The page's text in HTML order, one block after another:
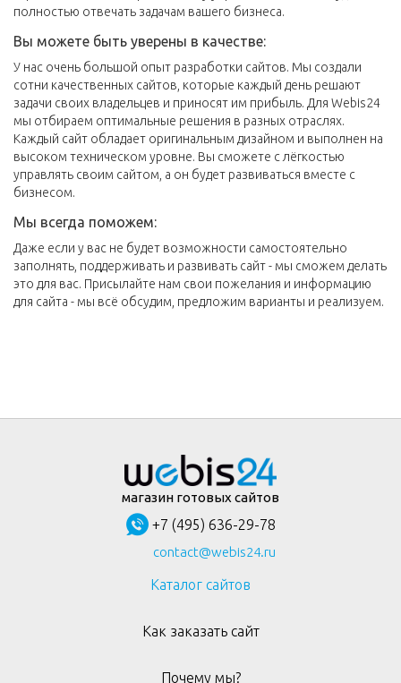
полностью отвечать задачам вашего бизнеса.
Вы можете быть уверены в качестве:
У нас очень большой опыт разработки сайтов. Мы создали
сотни качественных сайтов, которые каждый день решают
задачи своих владельцев и приносят им прибыль. Для Webis24
мы отбираем оптимальные решения в разных отраслях.
Каждый сайт обладает оригинальным дизайном и выполнен на
высоком техническом уровне. Вы сможете с лёгкостью
управлять своим сайтом, а он будет развиваться вместе с
бизнесом.
Мы всегда поможем:
Даже если у вас не будет возможности самостоятельно
заполнять, поддерживать и развивать сайт - мы сможем делать
это для вас. Присылайте нам свои пожелания и информацию
для сайта - мы всё обсудим, предложим варианты и реализуем.
магазин готовых сайтов
+7 (495) 636-29-78
contact@webis24.ru
Каталог сайтов
Как заказать сайт
Почему мы?